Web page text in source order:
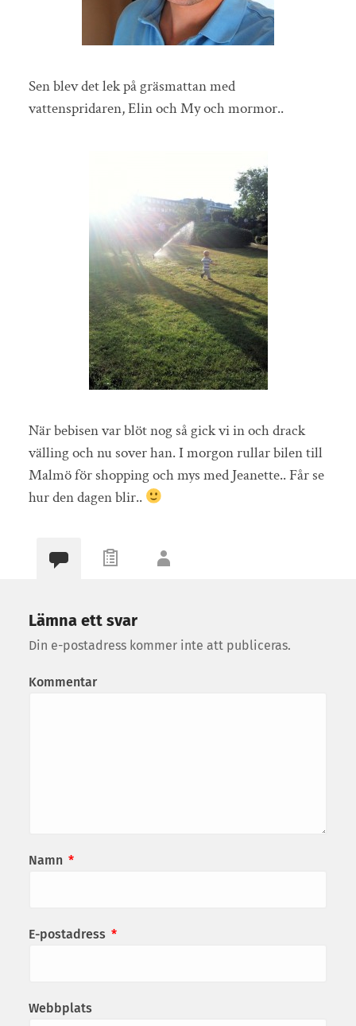
Sen blev det lek på gräsmattan med
vattenspridaren, Elin och My och mormor..
När bebisen var blöt nog så gick vi in och drack
välling och nu sover han. I morgon rullar bilen till
Malmö för shopping och mys med Jeanette.. Får se
hur den dagen blir..
Lämna ett svar
Din e-postadress kommer inte att publiceras.
Kommentar
Namn *
E-postadress *
Webbplats